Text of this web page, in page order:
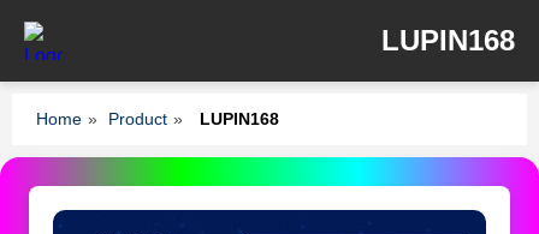
LUPIN168
Home » Product » LUPIN168